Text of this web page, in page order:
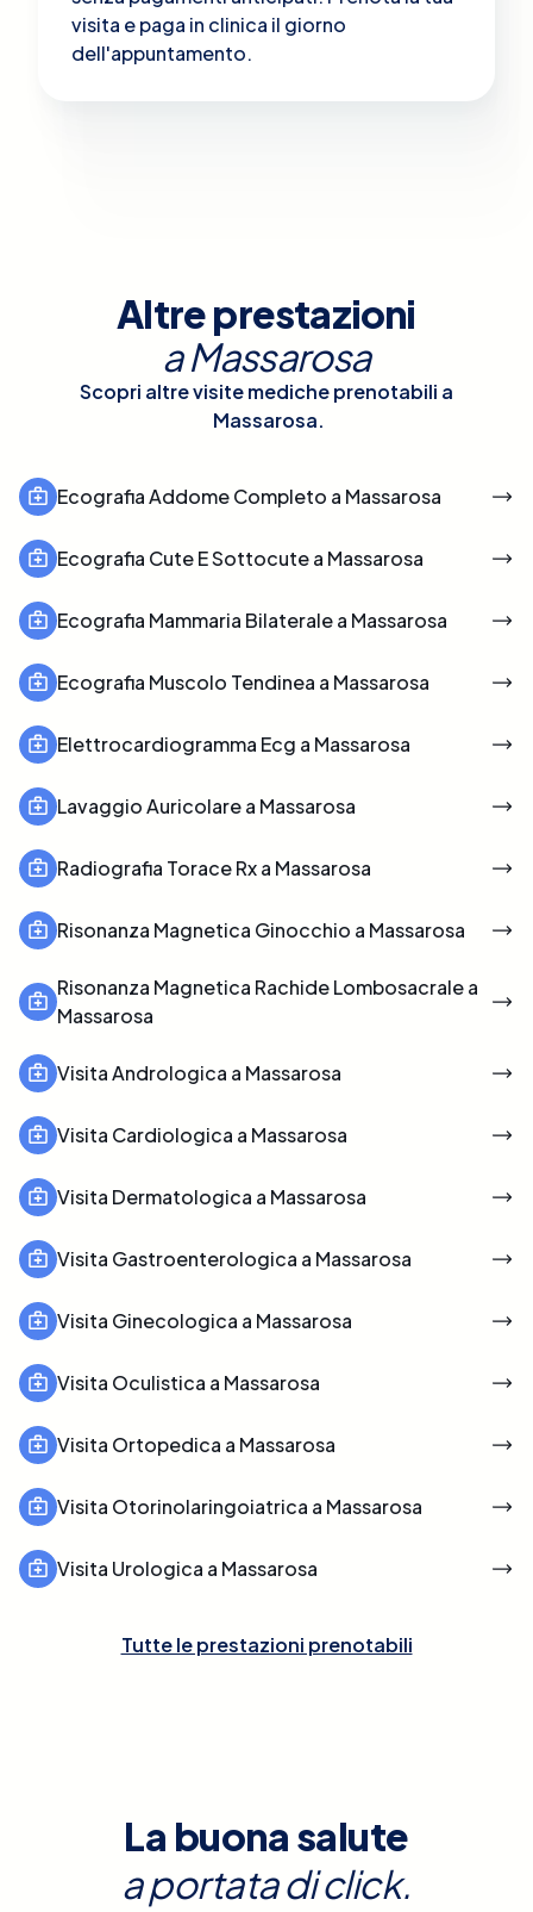
visita e paga in clinica il giorno
dell'appuntamento.
Altre prestazioni
aMassarosa
Scopri altre visite mediche prenotabili a
Massarosa.
Ecografia Addome Completo a Massarosa
Ecografia Cute E Sottocute a Massarosa
Ecografia Mammaria Bilaterale a Massarosa
Ecografia Muscolo Tendinea a Massarosa
Elettrocardiogramma Ecg a Massarosa
Lavaggio Auricolare a Massarosa
Radiografia Torace Rx a Massarosa
Risonanza Magnetica Ginocchio a Massarosa
Risonanza Magnetica Rachide Lombosacrale a
Massarosa
Visita Andrologica a Massarosa
Visita Cardiologica a Massarosa
Visita Dermatologica a Massarosa
Visita Gastroenterologica a Massarosa
Visita Ginecologica a Massarosa
Visita Oculistica a Massarosa
Visita Ortopedica a Massarosa
Visita Otorinolaringoiatrica a Massarosa
Visita Urologica a Massarosa
Tutte le prestazioni prenotabili
La buona salute
a portata di click.